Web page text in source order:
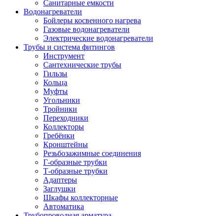
Санитарные емкости
Водонагреватели
Бойлеры косвенного нагрева
Газовые водонагреватели
Электрические водонагреватели
Трубы и система фитингов
Инструмент
Сантехнические трубы
Гильзы
Кольца
Муфты
Угольники
Тройники
Переходники
Коллекторы
Гребёнки
Кронштейны
Резьбозажимные соединения
Г-образные трубки
Т-образные трубки
Адаптеры
Заглушки
Шкафы коллекторные
Автоматика